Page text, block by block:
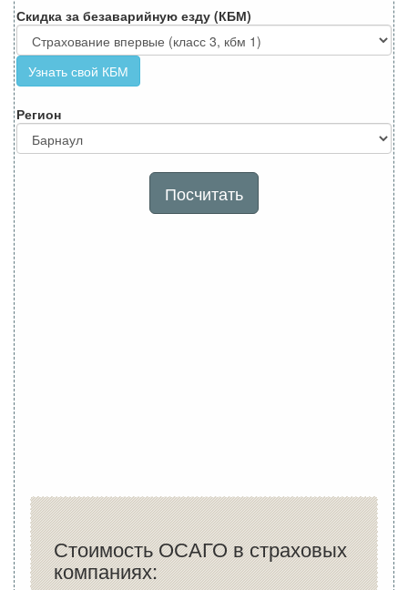
Скидка за безаварийную езду (КБМ)
Узнать свой КБМ
Регион
Посчитать
Стоимость ОСАГО в страховых
компаниях: